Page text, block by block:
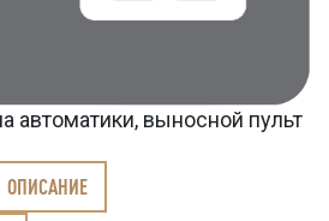
автоматики, выносной пульт
ОПИСАНИЕ